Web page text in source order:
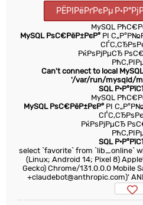
РЁРІРёРґРєРµ
MySQL
MySQL РѕС€РёР±РєР° РІ
РќРѕРјРµСЂ
Can't connect to local
'/var/run/mysqld/
SQL
MySQL
MySQL РѕС€РёР±РєР°РІ
РќРѕРјРµСЂ
SQL
select `favorite` from `lib_online`
(Linux; Android 14; Pixel 8)
Gecko) Chrome/131.0.0.0 Mobile
+claudebot@anthropic.com)'